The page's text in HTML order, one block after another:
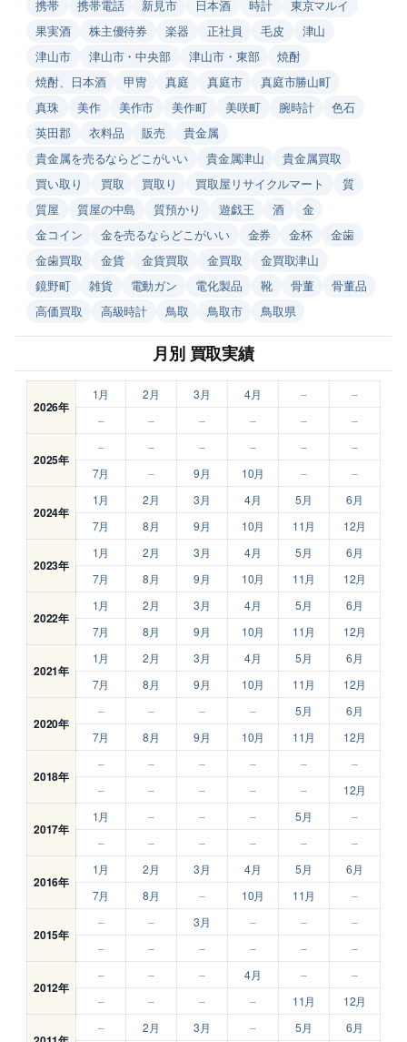
携帯 携帯電話 新見市 日本酒 時計
東京マルイ
果実酒
株主優待券 楽器 正社員 毛皮
津山
津山市
津山市・中央部 津山市・東部
焼酎
焼酎、日本酒
甲冑 真庭 真庭市
真庭市勝山町
真珠
美作 美作市 美作町 美咲町 腕時計
色石
英田郡
衣料品 販売
貴金属
貴金属を売るならどこがいい
貴金属津山
貴金属買取
買い取り
買取 買取り 買取屋リサイクルマート
質
質屋
質屋の中島 質預かり 遊戯王 酒
金
金コイン
金を売るならどこがいい 金券 金杯
金歯
金歯買取
金貨 金貨買取 金買取
金買取津山
鏡野町
雑貨 電動ガン 電化製品 靴 骨董
骨董品
高価買取
高級時計 鳥取 鳥取市 鳥取県
月別 買取実績
2026年
1月 2月 3月 4月 –
–
–
– – – – –
2025年
– – – – –
–
7月
– 9月 10月 – –
2024年
1月 2月 3月 4月 5月
6月
7月
8月 9月 10月 11月 12月
2023年
1月 2月 3月 4月 5月
6月
7月
8月 9月 10月 11月 12月
2022年
1月 2月 3月 4月 5月
6月
7月
8月 9月 10月 11月 12月
2021年
1月 2月 3月 4月 5月
6月
7月
8月 9月 10月 11月 12月
2020年
– – – – 5月
6月
7月
8月 9月 10月 11月 12月
2018年
– – – – –
–
–
– – – – 12月
2017年
1月 – – – 5月
–
–
– – – – –
2016年
1月 2月 3月 4月 5月
6月
7月
8月 – 10月 11月 –
2015年
– – 3月 – –
–
–
– – – – –
2012年
– – – 4月 –
–
–
– – – 11月 12月
– 2月 3月 – 5月
6月